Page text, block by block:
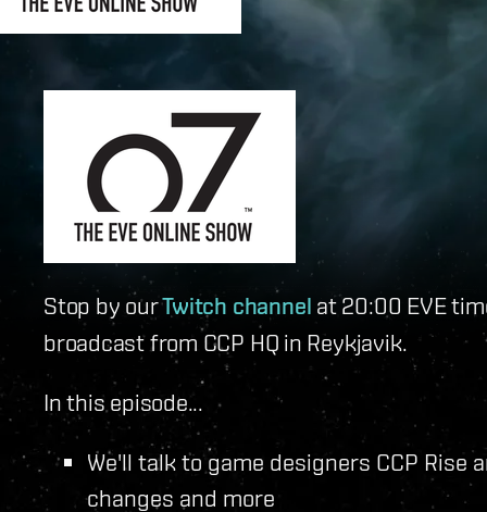
Stop by ourTwitch channel at 20:00 EVE
broadcast from CCP HQ in Reykjavik.
In this episode...
We'll talk to game designers CCP Rise
changes and more